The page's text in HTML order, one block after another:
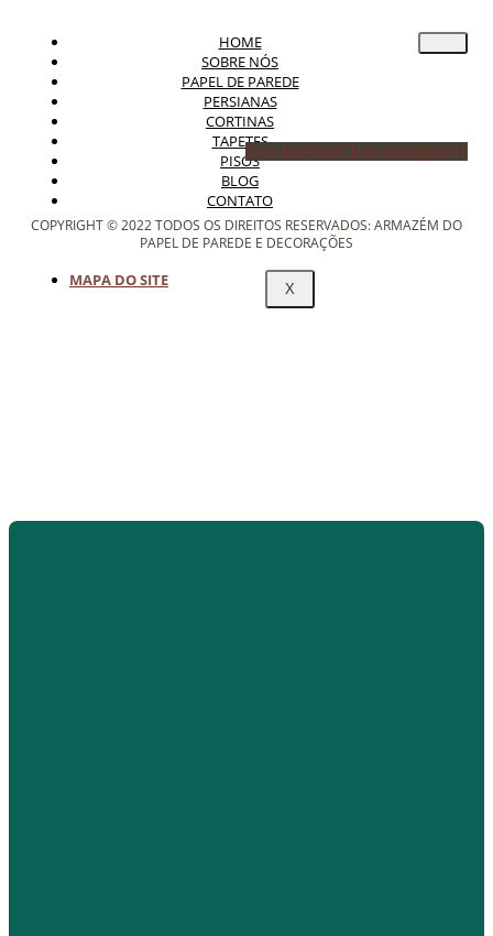
HOME
SOBRE NÓS
PAPEL DE PAREDE
PERSIANAS
CORTINAS
TAPETES
PISOS
BLOG
CONTATO
X
Icon-facebook Icon-instagram-1
COPYRIGHT © 2022 TODOS OS DIREITOS RESERVADOS: ARMAZÉM DO
PAPEL DE PAREDE E DECORAÇÕES
MAPA DO SITE